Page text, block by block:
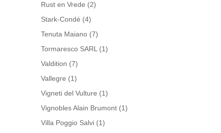
Rust en Vrede (2)
Stark-Condé (4)
Tenuta Maiano (7)
Tormaresco SARL (1)
Valdition (7)
Vallegre (1)
Vigneti del Vulture (1)
Vignobles Alain Brumont (1)
Villa Poggio Salvi (1)